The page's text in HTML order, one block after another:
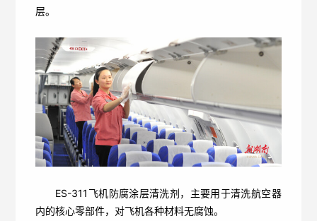
层。
ES-311飞机防腐涂层清洗剂，主要用于清洗航空器
内的核心零部件，对飞机各种材料无腐蚀。